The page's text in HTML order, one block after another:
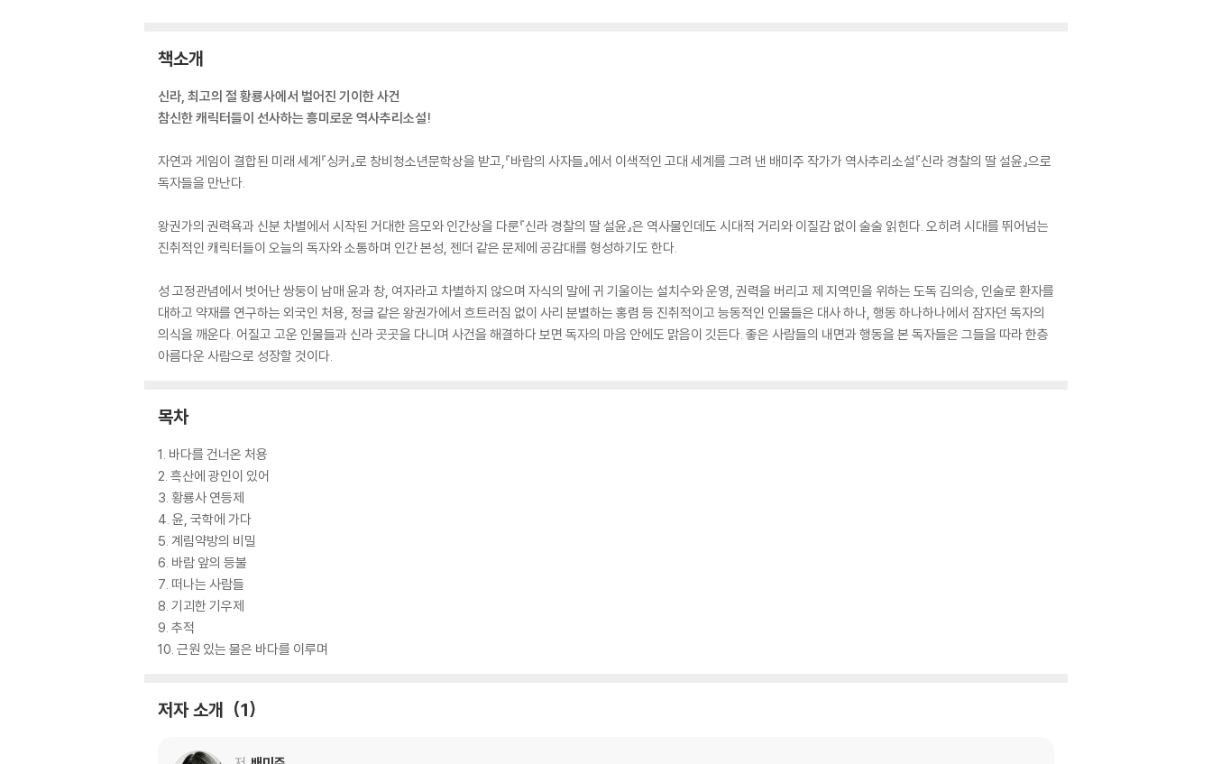
책소개
신라, 최고의 절 황룡사에서 벌어진 기이한 사건
참신한 캐릭터들이 선사하는 흥미로운 역사추리소설!
자연과 게임이 결합된 미래 세계『싱커』로 창비청소년문학상을 받고,『바람의 사자들』에서 이색적인 고대 세계를 그려 낸 배미주 작가가 역사추리소설『신라 경찰의 딸 설윤』으로
독자들을 만난다.
왕권가의 권력욕과 신분 차별에서 시작된 거대한 음모와 인간상을 다룬『신라 경찰의 딸 설윤』은 역사물인데도 시대적 거리와 이질감 없이 술술 읽힌다. 오히려 시대를 뛰어넘는
진취적인 캐릭터들이 오늘의 독자와 소통하며 인간 본성, 젠더 같은 문제에 공감대를 형성하기도 한다.
성 고정관념에서 벗어난 쌍둥이 남매 윤과 창, 여자라고 차별하지 않으며 자식의 말에 귀 기울이는 설치수와 운영, 권력을 버리고 제 지역민을 위하는 도독 김의승, 인술로 환자를
대하고 약재를 연구하는 외국인 처용, 정글 같은 왕권가에서 흐트러짐 없이 사리 분별하는 홍렴 등 진취적이고 능동적인 인물들은 대사 하나, 행동 하나하나에서 잠자던 독자의
의식을 깨운다. 어질고 고운 인물들과 신라 곳곳을 다니며 사건을 해결하다 보면 독자의 마음 안에도 맑음이 깃든다. 좋은 사람들의 내면과 행동을 본 독자들은 그들을 따라 한층
아름다운 사람으로 성장할 것이다.
목차
1. 바다를 건너온 처용
2. 흑산에 광인이 있어
3. 황룡사 연등제
4. 윤, 국학에 가다
5. 계림약방의 비밀
6. 바람 앞의 등불
7. 떠나는 사람들
8. 기괴한 기우제
9. 추적
10. 근원 있는 물은 바다를 이루며
저자 소개 1